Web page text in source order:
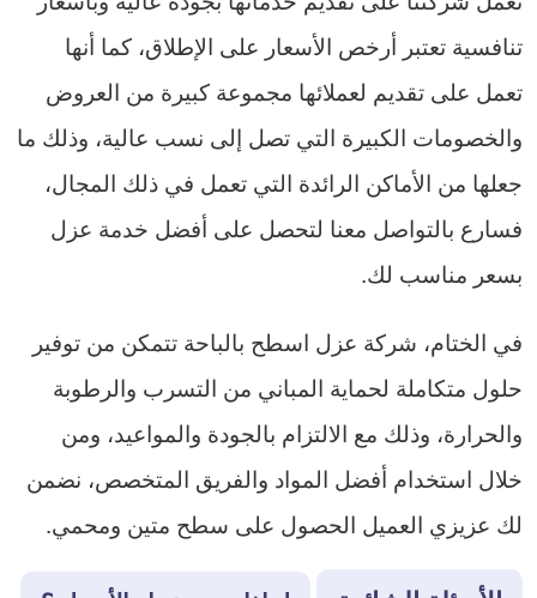
تنافسية تعتبر أرخص الأسعار على الإطلاق، كما أنها
تعمل على تقديم لعملائها مجموعة كبيرة من العروض
والخصومات الكبيرة التي تصل إلى نسب عالية، وذلك ما
جعلها من الأماكن الرائدة التي تعمل في ذلك المجال،
فسارع بالتواصل معنا لتحصل على أفضل خدمة عزل
بسعر مناسب لك.
في الختام، شركة عزل اسطح بالباحة تتمكن من توفير
حلول متكاملة لحماية المباني من التسرب والرطوبة
والحرارة، وذلك مع الالتزام بالجودة والمواعيد، ومن
خلال استخدام أفضل المواد والفريق المتخصص، نضمن
لك عزيزي العميل الحصول على سطح متين ومحمي.